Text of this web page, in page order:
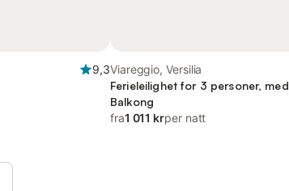
9,3Viareggio, Versilia
Ferieleilighet for 3 personer, med
Balkong
fra1 011 krper natt